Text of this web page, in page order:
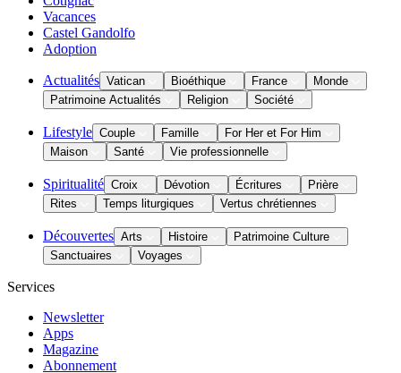
Vacances
Castel Gandolfo
Adoption
Actualités Vatican Bioéthique France
Monde
Patrimoine Actualités
Religion Société
Lifestyle Couple Famille
For Her et For Him
Maison
Santé Vie professionnelle
Spiritualité Croix Dévotion Écritures
Prière
Rites
Temps liturgiques Vertus chrétiennes
Découvertes Arts Histoire
Patrimoine Culture
Sanctuaires
Voyages
Services
Newsletter
Apps
Magazine
Abonnement